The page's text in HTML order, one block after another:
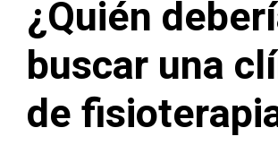
¿Quién
buscar una
de